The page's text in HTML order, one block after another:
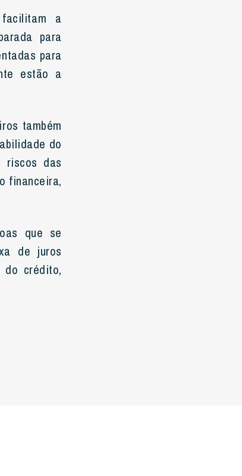
a
para
para
estão a
também
do
riscos das
financeira,
que se
de juros
do crédito,